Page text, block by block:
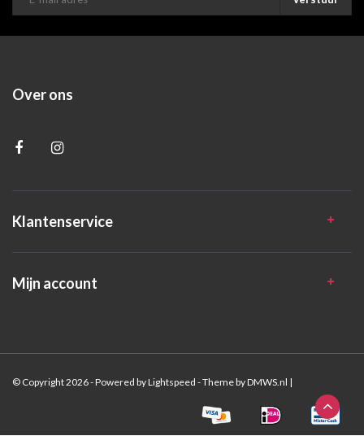
Over ons
Klantenservice
Mijn account
© Copyright 2026 - Powered byLightspeed - Theme byDMWS.nl |